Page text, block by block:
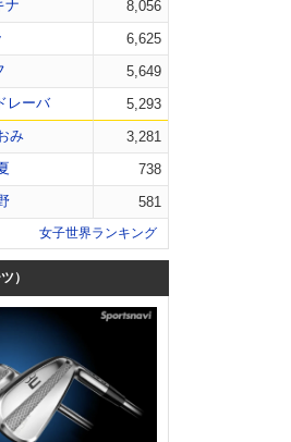
ナ
8,056
6,625
5,649
レーバ
5,293
み
3,281
738
581
女子世界ランキング
）